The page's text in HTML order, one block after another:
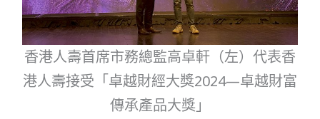
香港人壽首席市務總監高卓軒（左）代表香
港人壽接受「卓越財經大獎2024—卓越財富
傳承產品大獎」